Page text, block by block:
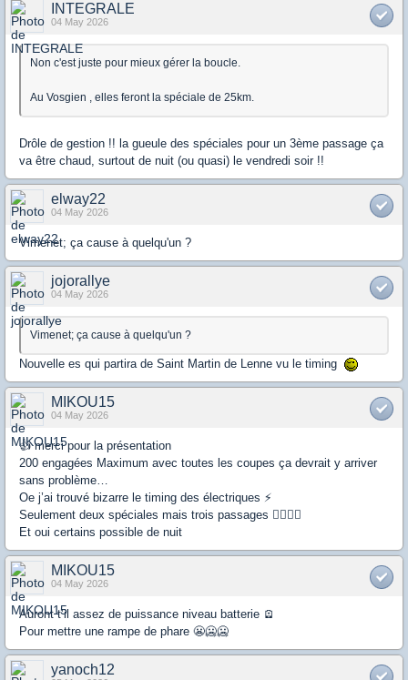
INTEGRALE
04 May 2026
Non c'est juste pour mieux gérer la boucle.
Au Vosgien , elles feront la spéciale de 25km.
Drôle de gestion !! la gueule des spéciales pour un 3ème passage ça
va être chaud, surtout de nuit (ou quasi) le vendredi soir !!
elway22
04 May 2026
Vimenet; ça cause à quelqu'un ?
jojorallye
04 May 2026
Vimenet; ça cause à quelqu'un ?
Nouvelle es qui partira de Saint Martin de Lenne vu le timing
MIKOU15
04 May 2026
👍 merci pour la présentation
200 engagées Maximum avec toutes les coupes ça devrait y arriver
sans problème…
Oe j’ai trouvé bizarre le timing des électriques ⚡️
Seulement deux spéciales mais trois passages 🤷‍♂️🤷‍♂️
Et oui certains possible de nuit
MIKOU15
04 May 2026
Auront t’il assez de puissance niveau batterie 🪫
Pour mettre une rampe de phare 😬🥶🥶
yanoch12